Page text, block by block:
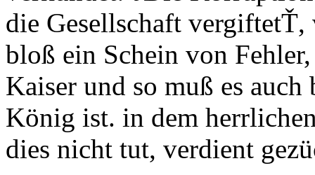
die Gesellschaft vergiftetŤ,
bloß ein Schein von
Kaiser und so muß es
König ist. in dem
dies nicht tut, verdient